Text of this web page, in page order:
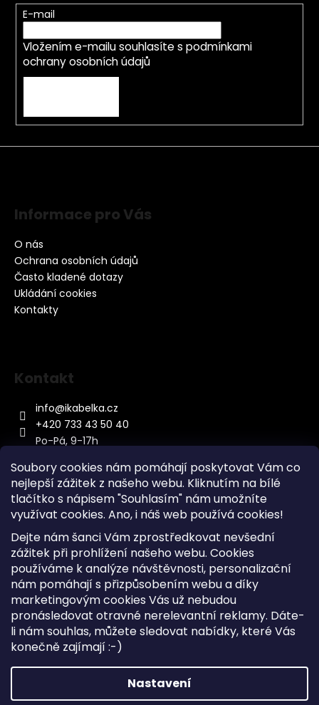
Soubory cookies nám pomáhají poskytovat Vám co
nejlepší zážitek z našeho webu. Kliknutím na bílé
tlačítko s nápisem "Souhlasím" nám umožníte
využívat cookies. Ano, i náš web používá cookies!
Dejte nám šanci Vám zprostředkovat nevšední
zážitek při prohlížení našeho webu. Cookies
používáme k analýze návštěvnosti, personalizační
nám pomáhají s přizpůsobením webu a díky
marketingovým cookies Vás už nebudou
pronásledovat otravné nerelevantní reklamy. Dáte-
li nám souhlas, můžete sledovat nabídky, které Vás
konečně zajímají :-)
Nastavení
E-mail
Vložením e-mailu souhlasíte s podmínkami
ochrany osobních údajů
Informace pro Vás
O nás
Ochrana osobních údajů
Často kladené dotazy
Ukládání cookies
Kontakty
Kontakt
info@ikabelka.cz
+420 733 43 50 40
Po-Pá, 9-17h
Kontakt
Sitemap
Doprava a Platba
Reklamace Zboží
Obchodní podmínky
iKabelka.cz. Všechna práva vyhrazena.
Upravit nastavení cookies